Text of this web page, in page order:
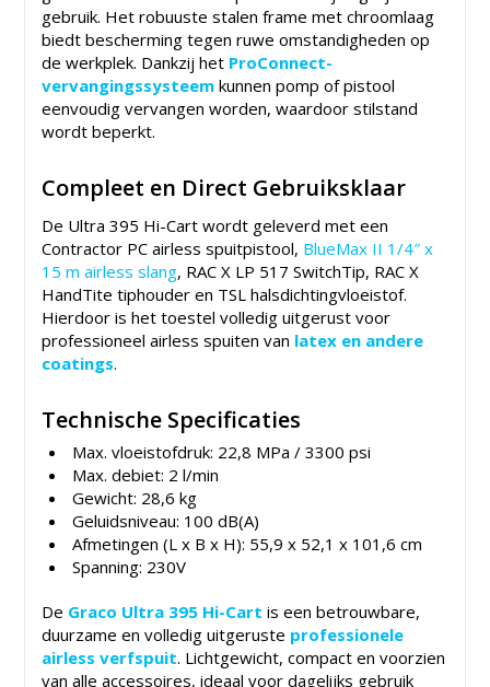
gebruik. Het robuuste stalen frame met chroomlaag
biedt bescherming tegen ruwe omstandigheden op
de werkplek. Dankzij het ProConnect-
vervangingssysteem kunnen pomp of pistool
eenvoudig vervangen worden, waardoor stilstand
wordt beperkt.
Compleet en Direct Gebruiksklaar
De Ultra 395 Hi-Cart wordt geleverd met een
Contractor PC airless spuitpistool, BlueMax II 1/4″ x
15 m airless slang, RAC X LP 517 SwitchTip, RAC X
HandTite tiphouder en TSL halsdichtingvloeistof.
Hierdoor is het toestel volledig uitgerust voor
professioneel airless spuiten van latex en andere
coatings.
Technische Specificaties
Max. vloeistofdruk: 22,8 MPa / 3300 psi
Max. debiet: 2 l/min
Gewicht: 28,6 kg
Geluidsniveau: 100 dB(A)
Afmetingen (L x B x H): 55,9 x 52,1 x 101,6 cm
Spanning: 230V
De Graco Ultra 395 Hi-Cart is een betrouwbare,
duurzame en volledig uitgeruste professionele
airless verfspuit. Lichtgewicht, compact en voorzien
van alle accessoires, ideaal voor dagelijks gebruik